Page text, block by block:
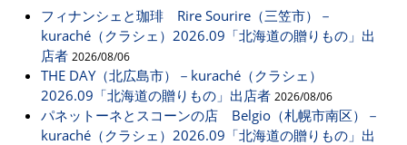
フィナンシェと珈琲 Rire Sourire（三笠市）－
kuraché（クラシェ）2026.09「北海道の贈りもの」出
店者 2026/08/06
THE DAY（北広島市）－kuraché（クラシェ）
2026.09「北海道の贈りもの」出店者 2026/08/06
パネットーネとスコーンの店 Belgio（札幌市南区）－
kuraché（クラシェ）2026.09「北海道の贈りもの」出